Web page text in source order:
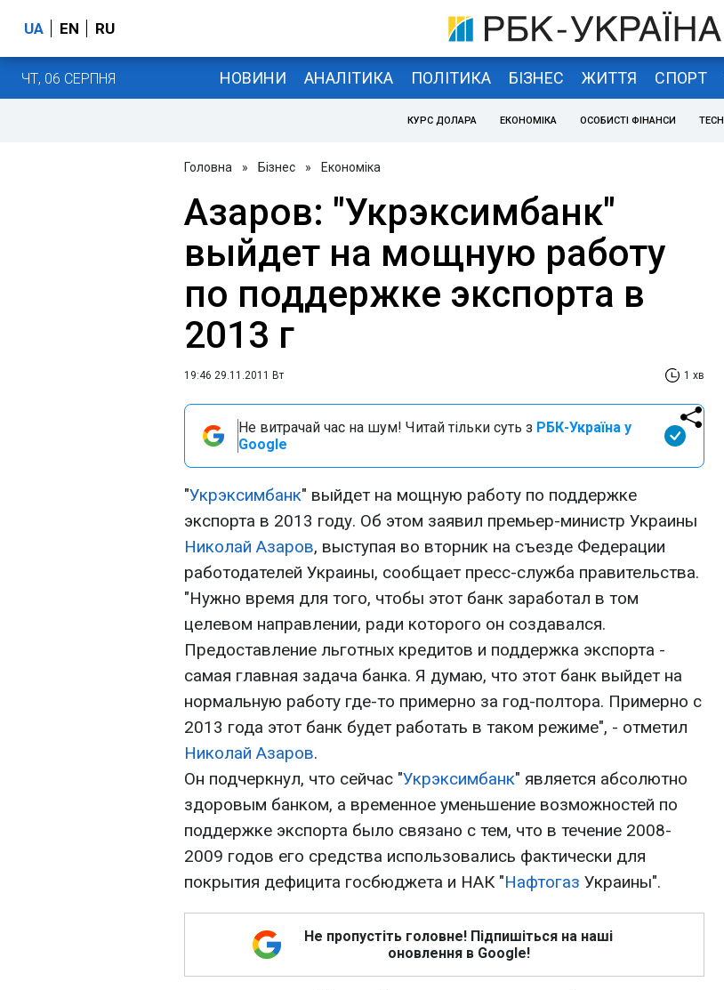
UA EN RU
ЧТ, 06 СЕРПНЯ НОВИНИ АНАЛІТИКА ПОЛІТИКА БІЗНЕС ЖИТТЯ СПОРТ
КУРС ДОЛАРА ЕКОНОМІКА ОСОБИСТІ ФІНАНСИ TECH
Головна » Бізнес » Економіка
Азаров: "Укрэксимбанк"
выйдет на мощную работу
по поддержке экспорта в
2013 г
19:46 29.11.2011 Вт 1 хв
Не витрачай час на шум! Читай тільки суть з РБК-Україна у
Google
"Укрэксимбанк" выйдет на мощную работу по поддержке
экспорта в 2013 году. Об этом заявил премьер-министр Украины
Николай Азаров, выступая во вторник на съезде Федерации
работодателей Украины, сообщает пресс-служба правительства.
"Нужно время для того, чтобы этот банк заработал в том
целевом направлении, ради которого он создавался.
Предоставление льготных кредитов и поддержка экспорта -
самая главная задача банка. Я думаю, что этот банк выйдет на
нормальную работу где-то примерно за год-полтора. Примерно с
2013 года этот банк будет работать в таком режиме", - отметил
Николай Азаров.
Он подчеркнул, что сейчас "Укрэксимбанк" является абсолютно
здоровым банком, а временное уменьшение возможностей по
поддержке экспорта было связано с тем, что в течение 2008-
2009 годов его средства использовались фактически для
покрытия дефицита госбюджета и НАК "Нафтогаз Украины".
Не пропустіть головне! Підпишіться на наші
оновлення в Google!